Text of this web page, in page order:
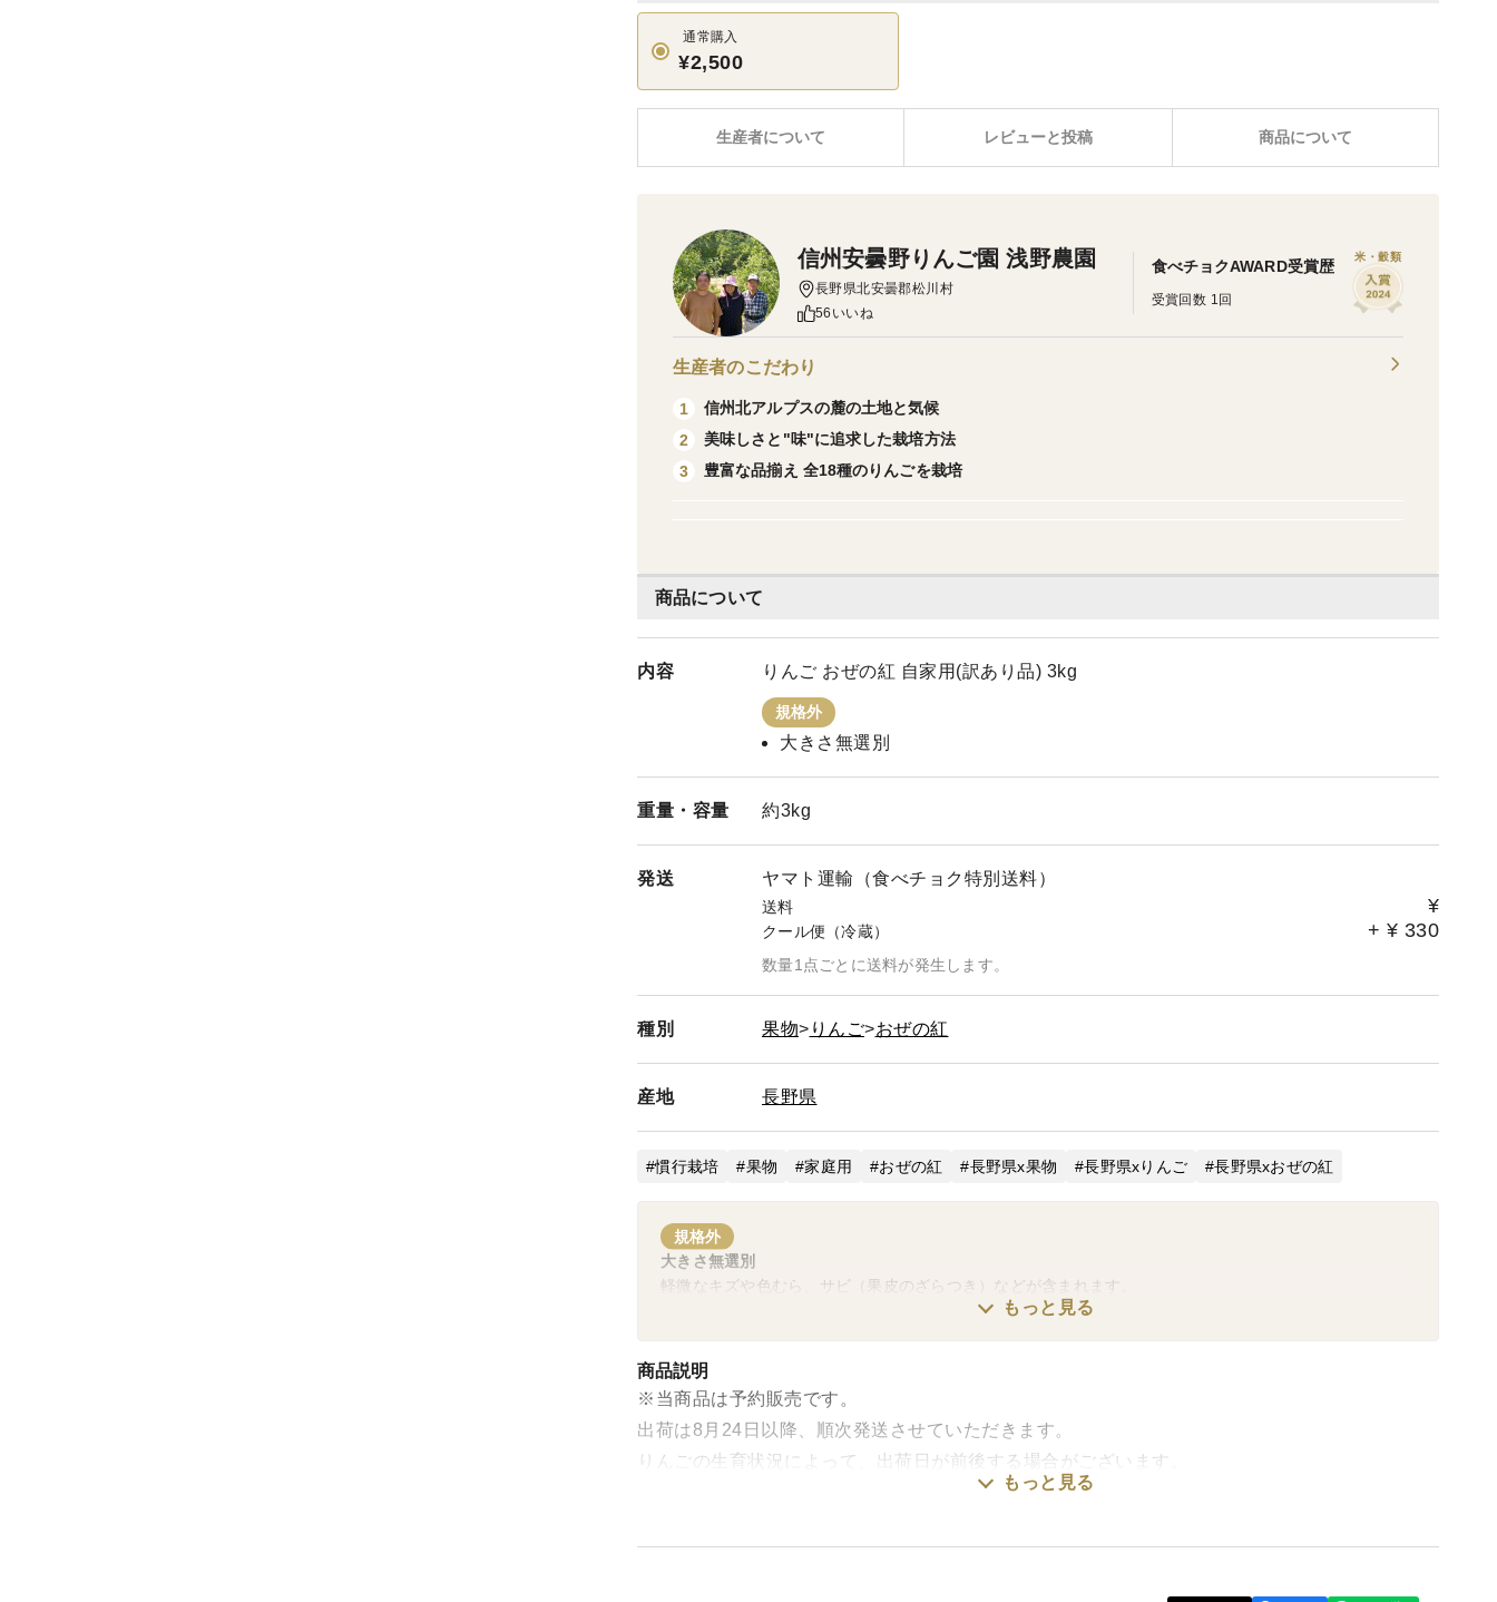
通常購入
¥2,500
レビューと投稿 商品について
生産者について
商品について
内容 りんご おぜの紅 自家用(訳あり品) 3kg
規格外
大きさ無選別
重量・ 容量 約3kg
発送 ヤマト運輸（食べチョク特別送料）
送料 ¥
クール便（冷蔵） + ¥ 330
数量1点ごとに送料が発生します。
種別 果物 りんご おぜの紅
産地 長野県
慣行栽培 果物 家庭用 おぜの紅 長野県x果物 長野県xりんご 長野県xおぜの紅
規格外
大きさ無選別
軽微なキズや色むら、サビ（果皮のざらつき）などが含まれます。
もっと見る
商品説明
※当商品は予約販売です。
出荷は8月24日以降、順次発送させていただきます。
りんごの生育状況によって、出荷日が前後する場合がございます。
もっと見る
信州安曇野りんご園 浅野農園
長野県北安曇郡松川村
56いいね
食べチョクAWARD受賞歴
受賞回数 1回
米・穀類
生産者のこだわり
1
信州北アルプスの麓の土地と気候
2
美味しさと"味"に追求した栽培方法
3
豊富な品揃え 全18種のりんごを栽培